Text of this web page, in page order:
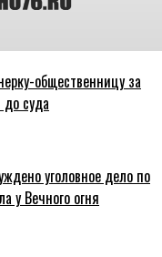
общественницу за
суда
уголовное дело по
у Вечного огня